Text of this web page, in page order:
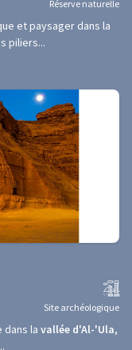
Réserve naturelle
et paysager dans la
piliers...
Site archéologique
dans la vallée d'Al-'Ula,